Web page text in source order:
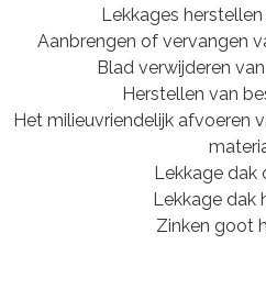
Lekkages
Aanbrengen of vervangen
Blad verwijderen
Herstellen van
Het milieuvriendelijk afvoeren
Lekkage dak
Lekkage dak
Zinken goot